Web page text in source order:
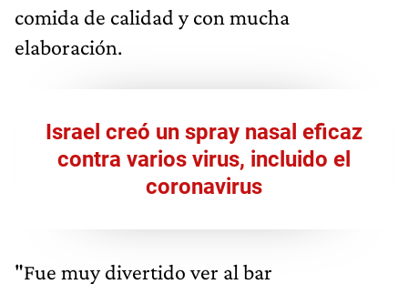
comida de calidad y con mucha
elaboración.
Israel creó un spray nasal eficaz
contra varios virus, incluido el
coronavirus
"Fue muy divertido ver al bar